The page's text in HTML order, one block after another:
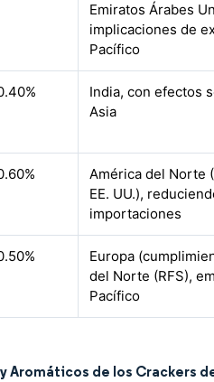
Emiratos Árabes
implicaciones de
Pacífico
India, con efectos
Asia
América del Norte
EE. UU.),
importaciones
Europa
del Norte (RFS),
Pacífico
de los Crackers